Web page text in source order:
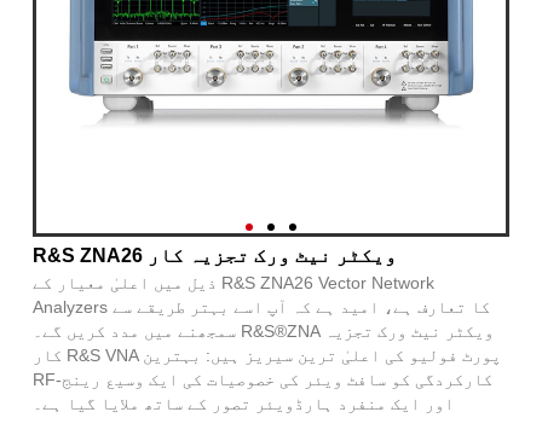
R&S ZNA26 ویکٹر نیٹ ورک تجزیہ کار
ذیل میں اعلیٰ معیار کے R&S ZNA26 Vector Network
Analyzers کا تعارف ہے، امید ہے کہ آپ اسے بہتر طریقے سے
سمجھنے میں مدد کریں گے۔ R&S®ZNA ویکٹر نیٹ ورک تجزیہ
کار R&S VNA پورٹ فولیو کی اعلیٰ ترین سیریز ہیں: بہترین
RF-کارکردگی کو سافٹ ویئر کی خصوصیات کی ایک وسیع رینج
اور ایک منفرد ہارڈویئر تصور کے ساتھ ملایا گیا ہے۔